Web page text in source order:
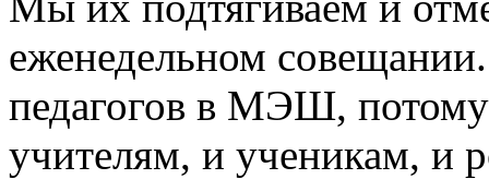
еженедельном
педагогов в МЭШ, потому
учителям, и ученикам, и